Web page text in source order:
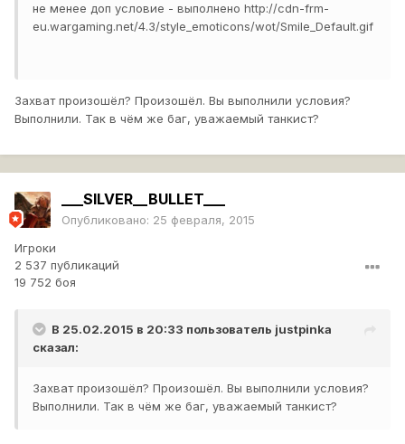
не менее доп условие - выполнено http://cdn-frm-
eu.wargaming.net/4.3/style_emoticons/wot/Smile_Default.gif
Захват произошёл? Произошёл. Вы выполнили условия?
Выполнили. Так в чём же баг, уважаемый танкист?
___SILVER__BULLET___
Опубликовано: 25 февраля, 2015
Игроки
2 537 публикаций
19 752 боя
В 25.02.2015 в 20:33 пользователь justpinka
сказал:
Захват произошёл? Произошёл. Вы выполнили условия?
Выполнили. Так в чём же баг, уважаемый танкист?